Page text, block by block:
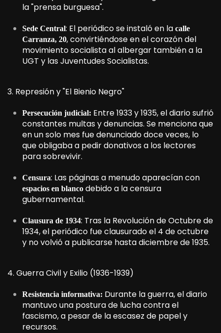
la "prensa burguesa".
Sede Central: El periódico se instaló en la calle
Carranza, 20, convirtiéndose en el corazón del
movimiento socialista al albergar también a la
UGT y las Juventudes Socialistas.
3. Represión y "El Bienio Negro"
Persecución judicial: Entre 1933 y 1935, el diario sufrió
constantes multas y denuncias. Se menciona que
en un solo mes fue denunciado doce veces, lo
que obligaba a pedir donativos a los lectores
para sobrevivir.
Censura: Las páginas a menudo aparecían con
espacios en blanco debido a la censura
gubernamental.
Clausura de 1934: Tras la Revolución de Octubre de
1934, el periódico fue clausurado el 4 de octubre
y no volvió a publicarse hasta diciembre de 1935.
4. Guerra Civil y Exilio (1936-1939)
Resistencia informativa: Durante la guerra, el diario
mantuvo una postura de lucha contra el
fascismo, a pesar de la escasez de papel y
recursos.